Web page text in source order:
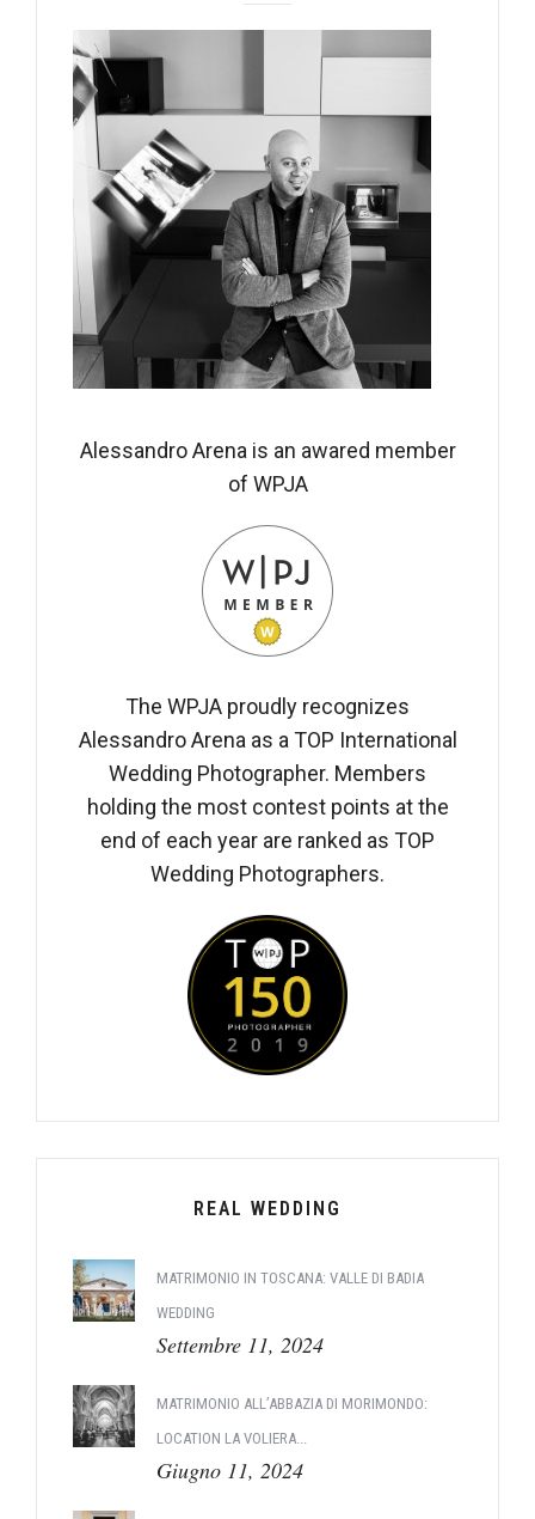
Alessandro Arena is an awared member
of WPJA
The WPJA proudly recognizes
Alessandro Arena as a TOP International
Wedding Photographer. Members
holding the most contest points at the
end of each year are ranked as TOP
Wedding Photographers.
REAL WEDDING
MATRIMONIO IN TOSCANA: VALLE DI BADIA
WEDDING
Settembre 11, 2024
MATRIMONIO ALL’ABBAZIA DI MORIMONDO:
LOCATION LA VOLIERA...
Giugno 11, 2024